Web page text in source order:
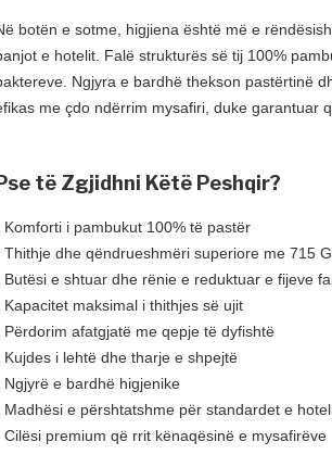
botën e sotme, higjiena është më e
e hotelit. Falë strukturës së tij 100%
Ngjyra e bardhë thekson pastërtinë
me çdo ndërrim mysafiri, duke garantuar
të Zgjidhni Këtë Peshqir?
Komforti i pambukut 100% të pastër
Thithje dhe qëndrueshmëri superiore me 715
Butësi e shtuar dhe rënie e reduktuar e fijeve
Kapacitet maksimal i thithjes së ujit
Përdorim afatgjatë me qepje të dyfishtë
Kujdes i lehtë dhe tharje e shpejtë
Ngjyrë e bardhë higjenike
Madhësi e përshtatshme për standardet e
Cilësi premium që rrit kënaqësinë e mysafirëve